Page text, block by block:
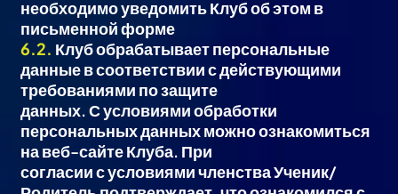
необходимо уведомить Клуб об этом в
письменной форме
6.2. Клуб обрабатывает персональные
данные в соответствии с действующими
требованиями по защите
данных. С условиями обработки
персональных данных можно ознакомиться
на веб-сайте Клуба. При
согласии с условиями членства Ученик/